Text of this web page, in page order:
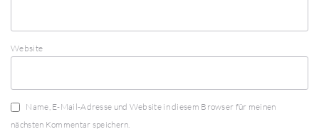
Website
Name, E-Mail-Adresse und Website in diesem Browser für meinen
nächsten Kommentar speichern.